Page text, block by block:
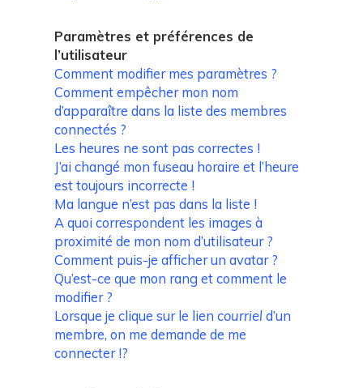
Paramètres et préférences de
l’utilisateur
Comment modifier mes paramètres ?
Comment empêcher mon nom
d’apparaître dans la liste des membres
connectés ?
Les heures ne sont pas correctes !
J’ai changé mon fuseau horaire et l’heure
est toujours incorrecte !
Ma langue n’est pas dans la liste !
A quoi correspondent les images à
proximité de mon nom d’utilisateur ?
Comment puis-je afficher un avatar ?
Qu’est-ce que mon rang et comment le
modifier ?
Lorsque je clique sur le liencourrield’un
membre, on me demande de me
connecter !?